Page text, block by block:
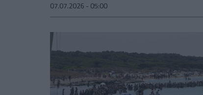
07.07.2026 - 05:00